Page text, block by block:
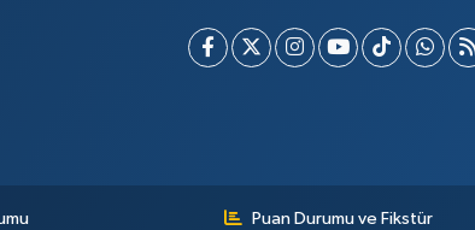
Puan Durumu ve Fikstür